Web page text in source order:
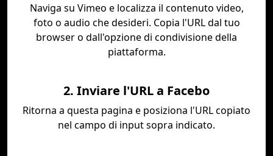
Naviga su Vimeo e localizza il contenuto video,
foto o audio che desideri. Copia l'URL dal tuo
browser o dall'opzione di condivisione della
piattaforma.
2. Inviare l'URL a Facebo
Ritorna a questa pagina e posiziona l'URL copiato
nel campo di input sopra indicato.